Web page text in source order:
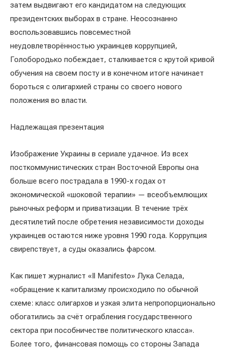
затем выдвигают его кандидатом на следующих
президентских выборах в стране. Неосознанно
воспользовавшись повсеместной
неудовлетворённостью украинцев коррупцией,
Голобородько побеждает, сталкивается с крутой кривой
обучения на своем посту и в конечном итоге начинает
бороться с олигархией страны со своего нового
положения во власти.
Надлежащая презентация
Изображение Украины в сериале удачное. Из всех
посткоммунистических стран Восточной Европы она
больше всего пострадала в 1990-х годах от
экономической «шоковой терапии» — всеобъемлющих
рыночных реформ и приватизации. В течение трёх
десятилетий после обретения независимости доходы
украинцев остаются ниже уровня 1990 года. Коррупция
свирепствует, а суды оказались фарсом.
Как пишет журналист «Il Manifesto» Лука Селада,
«обращение к капитализму происходило по обычной
схеме: класс олигархов и узкая элита непропорционально
обогатились за счёт ограбления государственного
сектора при пособничестве политического класса».
Более того, финансовая помощь со стороны Запада